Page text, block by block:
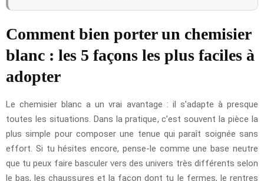
Comment bien porter un chemisier
blanc : les 5 façons les plus faciles à
adopter
Le chemisier blanc a un vrai avantage : il s’adapte à presque
toutes les situations. Dans la pratique, c’est souvent la pièce la
plus simple pour composer une tenue qui paraît soignée sans
effort. Si tu hésites encore, pense-le comme une base neutre
que tu peux faire basculer vers des univers très différents selon
le bas, les chaussures et la façon dont tu le fermes, le rentres